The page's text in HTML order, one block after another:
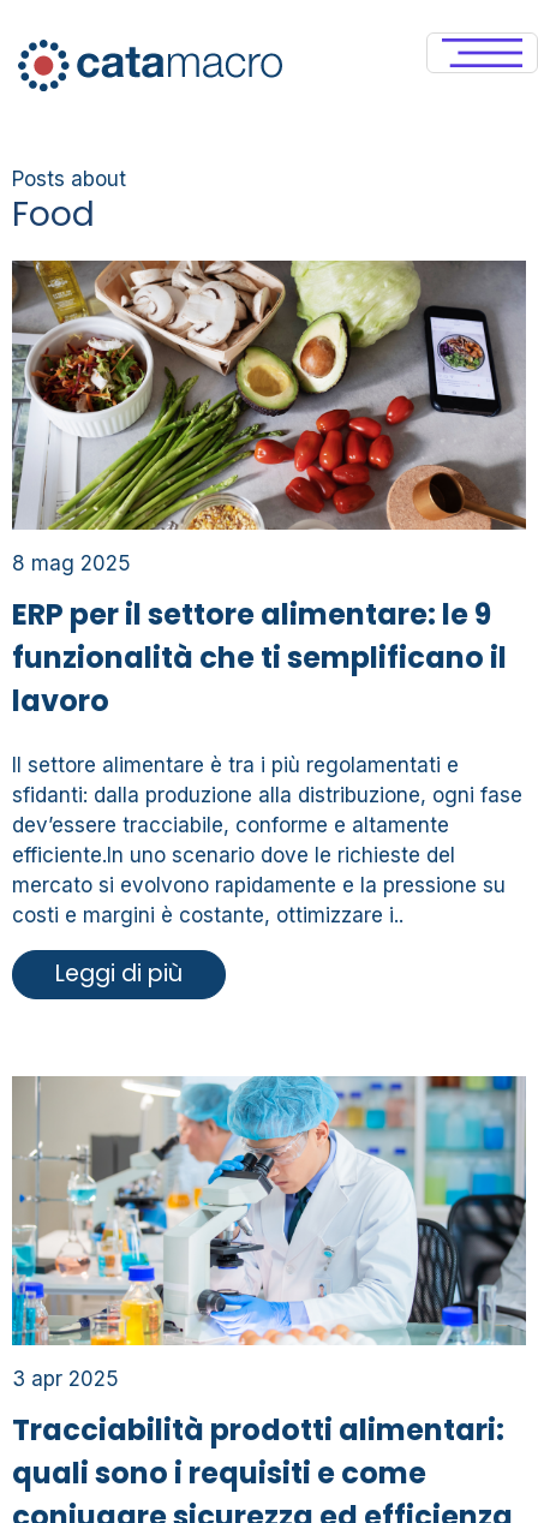
Posts about
Food
8 mag 2025
ERP per il settore alimentare: le 9
funzionalità che ti semplificano il
lavoro
Il settore alimentare è tra i più regolamentati e
sfidanti: dalla produzione alla distribuzione, ogni fase
dev’essere tracciabile, conforme e altamente
efficiente.In uno scenario dove le richieste del
mercato si evolvono rapidamente e la pressione su
costi e margini è costante, ottimizzare i..
Leggi di più
3 apr 2025
Tracciabilità prodotti alimentari:
quali sono i requisiti e come